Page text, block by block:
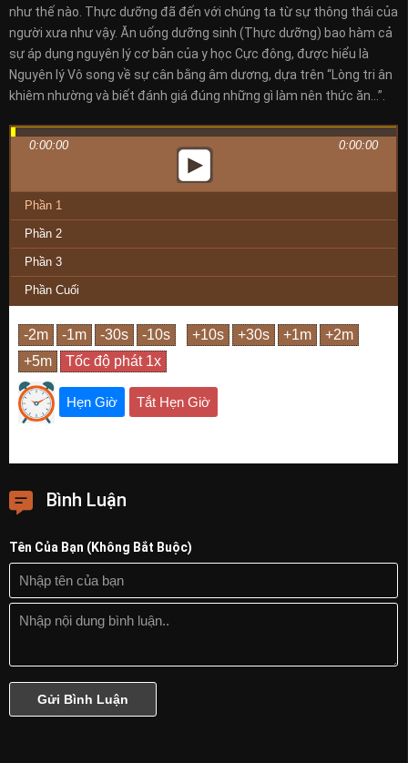
như thế nào. Thực dưỡng đã đến với chúng ta từ sự thông thái của
người xưa như vậy. Ăn uống dưỡng sinh (Thực dưỡng) bao hàm cả
sự áp dụng nguyên lý cơ bản của y học Cực đông, được hiểu là
Nguyên lý Vô song về sự cân bằng âm dương, dựa trên “Lòng tri ân
khiêm nhường và biết đánh giá đúng những gì làm nên thức ăn…”.
0:00:00 0:00:00
Phần 1
Phần 2
Phần 3
Phần Cuối
Hẹn Giờ Tắt Hẹn Giờ
Bình Luận
Tên Của Bạn (Không Bắt Buộc)